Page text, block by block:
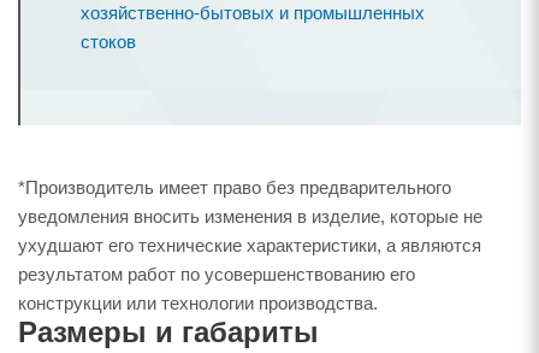
хозяйственно-бытовых и промышленных
стоков
*Производитель имеет право без предварительного
уведомления вносить изменения в изделие, которые не
ухудшают его технические характеристики, а являются
результатом работ по усовершенствованию его
конструкции или технологии производства.
Размеры и габариты